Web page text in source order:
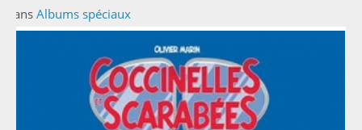
Dans Albums spéciaux